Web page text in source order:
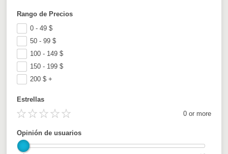
Estrellas
0 or more
Opinión de usuarios
Rango de Precios
0 - 49$
50 - 99$
100 - 149$
150 - 199$
200$ +